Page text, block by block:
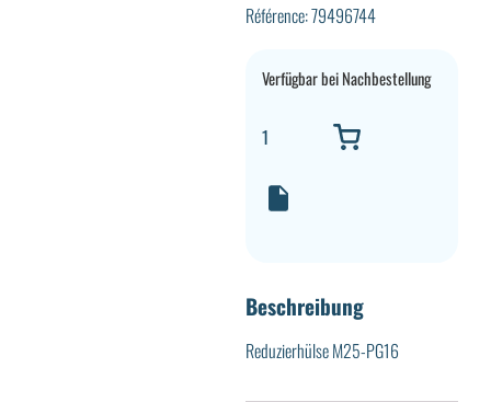
Référence: 79496744
Verfügbar bei Nachbestellung
Beschreibung
Reduzierhülse M25-PG16